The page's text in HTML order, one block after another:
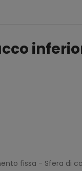
fissa - Sfera di